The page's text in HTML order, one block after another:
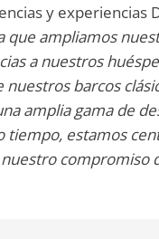
y experiencias
que ampliamos
a nuestros
barcos
amplia gama de
tiempo, estamos
compromiso